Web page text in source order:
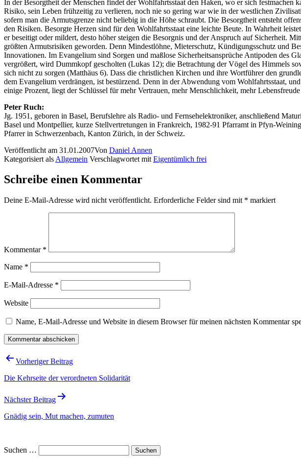
In der Besorgtheit der Menschen findet der Wohlfahrtsstaat den Haken, wo er sich festmachen
Risiko, sein Leben frühzeitig zu verlieren, noch nie so gering war wie in der westlichen
sofern man die Armutsgrenze nicht beliebig in die Höhe schraubt. Die Besorgtheit entsteht
den Risiken. Besorgte Herzen sind für den Wohlfahrtsstaat eine leichte Beute. In Wahrheit
er beseitigt oder mildert, desto höher steigen die Besorgnis und der Anspruch auf Sicherheit.
größten Armutsrisiken geworden. Denn Mindestlöhne, Mieterschutz, Kündigungsschutz und
Innovationen. Im Evangelium sind Sorgen und maßlose Sicherheitsansprüche Antipoden des
vergrößert, wird Dummkopf gescholten (Lukas 12); die Betrachtung der Vögel des Himmels
sich nicht zu sorgen (Matthäus 6). Dass die christlichen Kirchen und ihre Wortführer den
dem Evangelium verdrängen, ist bestürzend. Denn in der Abwendung vom Wohlfahrtsstaat,
einige Prozent, liegt der Schlüssel für mehr Vertrauen, mehr Menschlichkeit, mehr
Peter Ruch:
Jg. 1951, geboren in Basel, Berufslehre als Radio- und Fernsehelektroniker, anschließend
Basel und Montpellier, kurze Stellvertretungen in Frankreich, 1982-91 Pfarramt in Pfyn-
Pfarrer in Schwerzenbach, Kanton Zürich, in der Schweiz.
Veröffentlicht am 31.01.2007Von Daniel Annen
Kategorisiert als Allgemein Verschlagwortet mit Eigentümlich frei
Schreibe einen Kommentar
Deine E-Mail-Adresse wird nicht veröffentlicht. Erforderliche Felder sind mit * markiert
Kommentar *
Name *
E-Mail-Adresse *
Website
Name, E-Mail-Adresse und Website in diesem Browser für meinen nächsten Kommentar
Beitragsnavigation
Vorheriger Beitrag
Die Kehrseite der verordneten Solidarität
Nächster Beitrag
Gnädig sein, Mut machen, zumuten
Suchen …